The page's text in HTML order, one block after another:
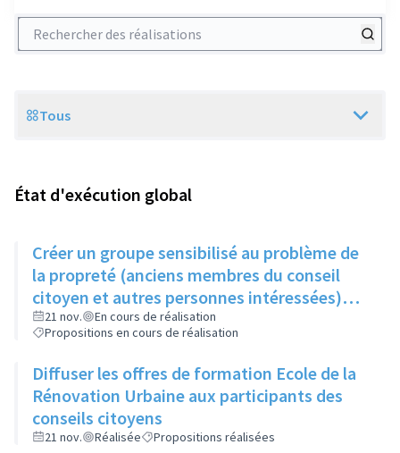
Rechercher des réalisations
Scope
Tous
État d'exécution global
Créer un groupe sensibilisé au problème de
la propreté (anciens membres du conseil
citoyen et autres personnes intéressées)
qui, une fois par trimestre, ferait remonter
les informations au service concerné
21 nov.
En cours de réalisation
Propositions en cours de réalisation
Diffuser les offres de formation Ecole de la
Rénovation Urbaine aux participants des
conseils citoyens
21 nov. Réalisée Propositions réalisées